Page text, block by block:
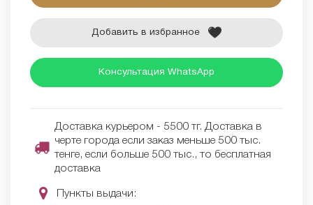
Добавить в избранное
Консультация WhatsApp
Доставка курьером - 5500 тг. Доставка в
черте города если заказ меньше 500 тыс.
тенге, если больше 500 тыс., то бесплатная
доставка
Пункты выдачи: